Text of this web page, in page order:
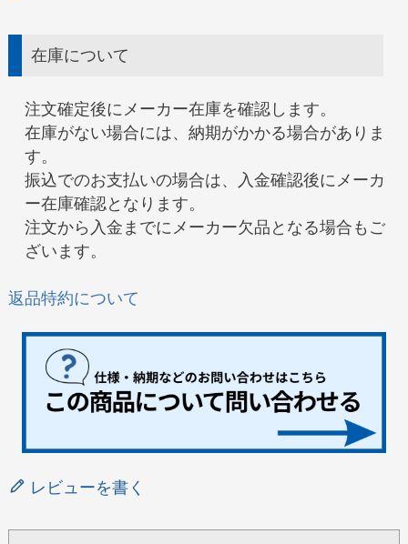
在庫について
注文確定後にメーカー在庫を確認します。
在庫がない場合には、納期がかかる場合がありま
す。
振込でのお支払いの場合は、入金確認後にメーカ
ー在庫確認となります。
注文から入金までにメーカー欠品となる場合もご
ざいます。
返品特約について
レビューを書く